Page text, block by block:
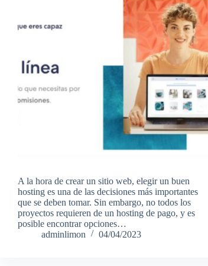
A la hora de crear un sitio web, elegir un buen
hosting es una de las decisiones más importantes
que se deben tomar. Sin embargo, no todos los
proyectos requieren de un hosting de pago, y es
posible encontrar opciones…
adminlimon
04/04/2023